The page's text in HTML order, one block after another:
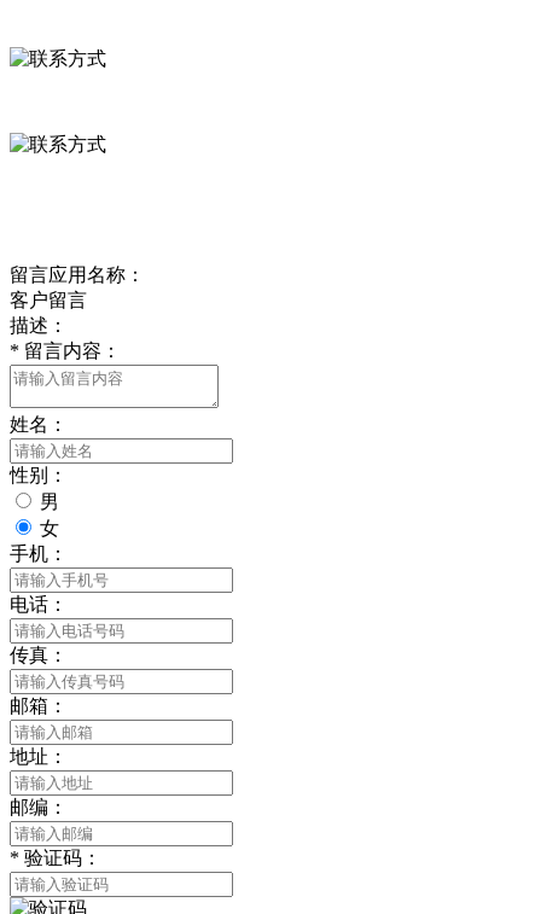
留言应用名称：
客户留言
描述：
* 留言内容：
姓名：
性别：
男
女
手机：
电话：
传真：
邮箱：
地址：
邮编：
* 验证码：